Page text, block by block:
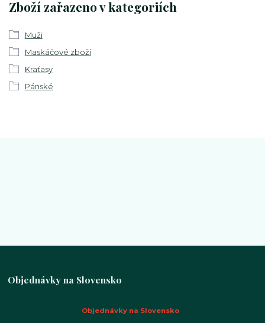
Zboží zařazeno v kategoriích
Muži
Maskáčové zboží
Kraťasy
Pánské
Objednávky na Slovensko
Objednávky na Slovensko